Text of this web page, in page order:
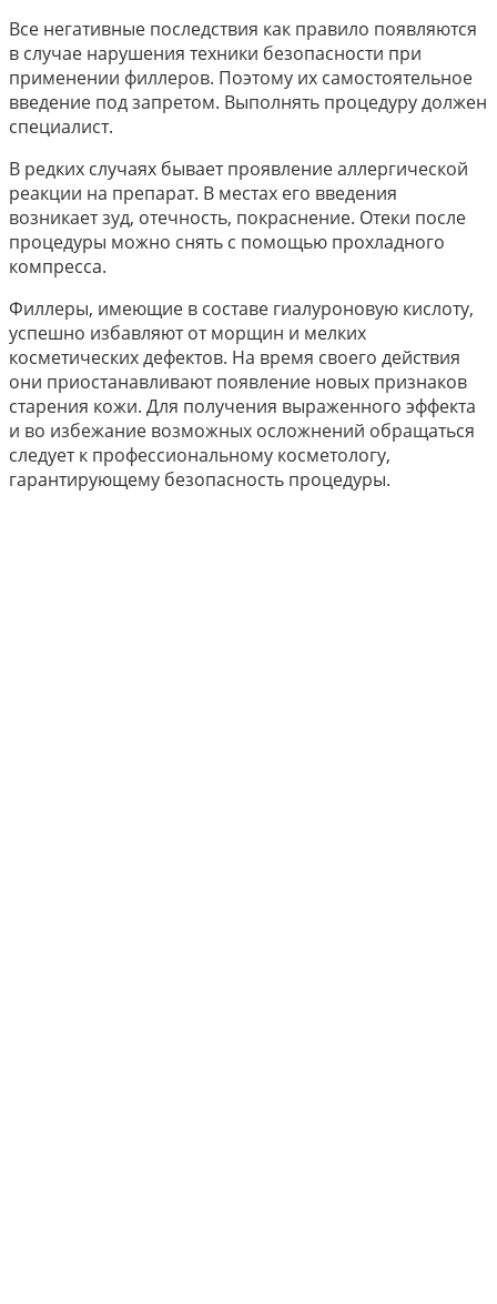
Все негативные последствия как правило появляются
в случае нарушения техники безопасности при
применении филлеров. Поэтому их самостоятельное
введение под запретом. Выполнять процедуру должен
специалист.
В редких случаях бывает проявление аллергической
реакции на препарат. В местах его введения
возникает зуд, отечность, покраснение. Отеки после
процедуры можно снять с помощью прохладного
компресса.
Филлеры, имеющие в составе гиалуроновую кислоту,
успешно избавляют от морщин и мелких
косметических дефектов. На время своего действия
они приостанавливают появление новых признаков
старения кожи. Для получения выраженного эффекта
и во избежание возможных осложнений обращаться
следует к профессиональному косметологу,
гарантирующему безопасность процедуры.